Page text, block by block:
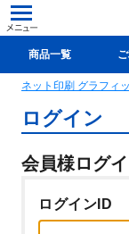
商品一覧
新規会員登録(無料)
ネット印刷 グラフィ
ログイン
会員様ログ
ログインID